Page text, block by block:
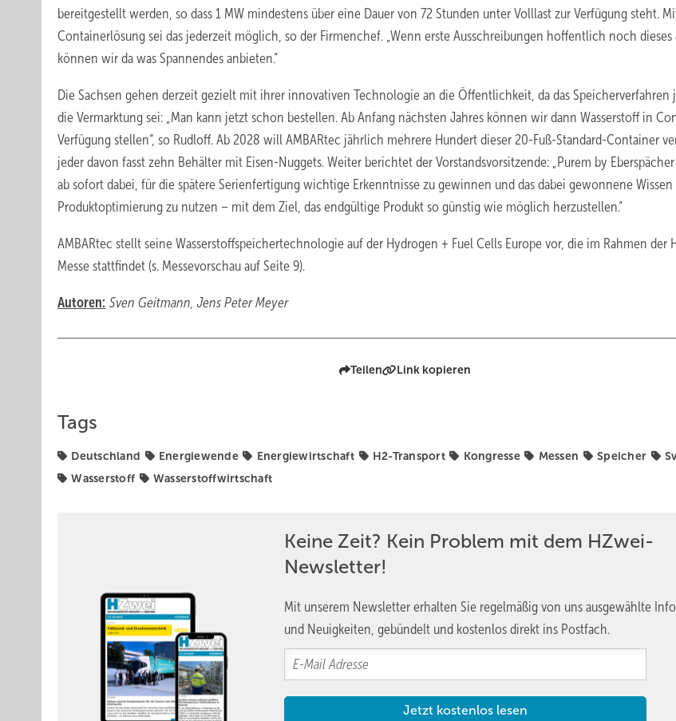
bereitgestellt werden, so dass 1 MW mindestens über eine Dauer von 72 Stunden unter Volllast zur Verfügung steht.
Containerlösung sei das jederzeit möglich, so der Firmenchef. „Wenn erste Ausschreibungen hoffentlich noch
können wir da was Spannendes anbieten.“
Die Sachsen gehen derzeit gezielt mit ihrer innovativen Technologie an die Öffentlichkeit, da das
die Vermarktung sei: „Man kann jetzt schon bestellen. Ab Anfang nächsten Jahres können wir dann Wasserstoff in
Verfügung stellen“, so Rudloff. Ab 2028 will AMBARtec jährlich mehrere Hundert dieser 20-Fuß-Standard-Container
jeder davon fasst zehn Behälter mit Eisen-Nuggets. Weiter berichtet der Vorstandsvorsitzende: „Purem by
ab sofort dabei, für die spätere Serienfertigung wichtige Erkenntnisse zu gewinnen und das dabei gewonnene
Produktoptimierung zu nutzen – mit dem Ziel, das endgültige Produkt so günstig wie möglich herzustellen.“
AMBARtec stellt seine Wasserstoffspeichertechnologie auf der Hydrogen + Fuel Cells Europe vor, die im Rahmen der
Messe stattfindet (s. Messevorschau auf Seite 9).
Autoren: Sven Geitmann, Jens Peter Meyer
Teilen Link kopieren
Tags
Deutschland Energiewende Energiewirtschaft H2-Transport Kongresse Messen Speicher
Wasserstoff
Wasserstoffwirtschaft
Keine Zeit? Kein Problem mit dem HZwei-
Newsletter!
Mit unserem Newsletter erhalten Sie regelmäßig von uns ausgewählte
und Neuigkeiten, gebündelt und kostenlos direkt ins Postfach.